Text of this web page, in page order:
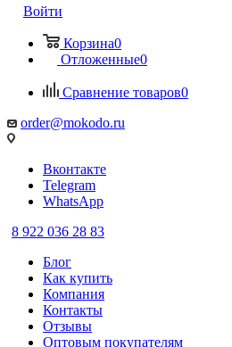
Войти
Корзина0
Отложенные0
Сравнение товаров0
order@mokodo.ru
Вконтакте
Telegram
WhatsApp
8 922 036 28 83
Блог
Как купить
Компания
Контакты
Отзывы
Оптовым покупателям